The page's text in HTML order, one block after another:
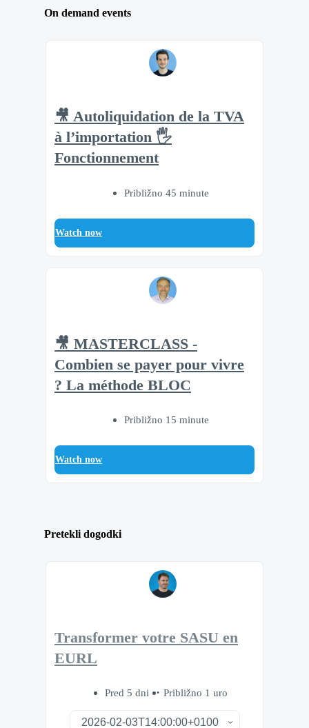
On demand events
🎥 Autoliquidation de la TVA
à l’importation 🖐
Fonctionnement
Približno 45 minute
Watch now
🎥 MASTERCLASS -
Combien se payer pour vivre
? La méthode BLOC
Približno 15 minute
Watch now
Pretekli dogodki
Transformer votre SASU en
EURL
Pred 5 dni Približno 1 uro